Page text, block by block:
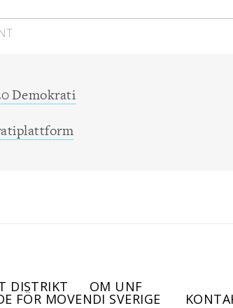
Demokrati
DISTRIKT OM UNF
FÖR MOVENDI SVERIGE